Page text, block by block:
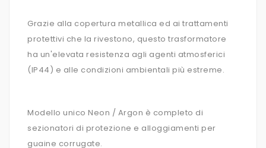
Grazie alla copertura metallica ed ai trattamenti
protettivi che la rivestono, questo trasformatore
ha un'elevata resistenza agli agenti atmosferici
(IP44) e alle condizioni ambientali più estreme.
Modello unico Neon / Argon è completo di
sezionatori di protezione e alloggiamenti per
guaine corrugate.